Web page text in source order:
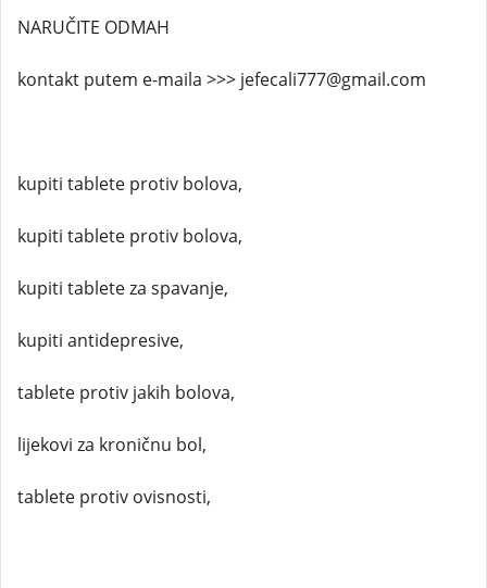
NARUČITE ODMAH
kontakt putem e-maila >>> jefecali777@gmail.com
kupiti tablete protiv bolova,
kupiti tablete protiv bolova,
kupiti tablete za spavanje,
kupiti antidepresive,
tablete protiv jakih bolova,
lijekovi za kroničnu bol,
tablete protiv ovisnosti,